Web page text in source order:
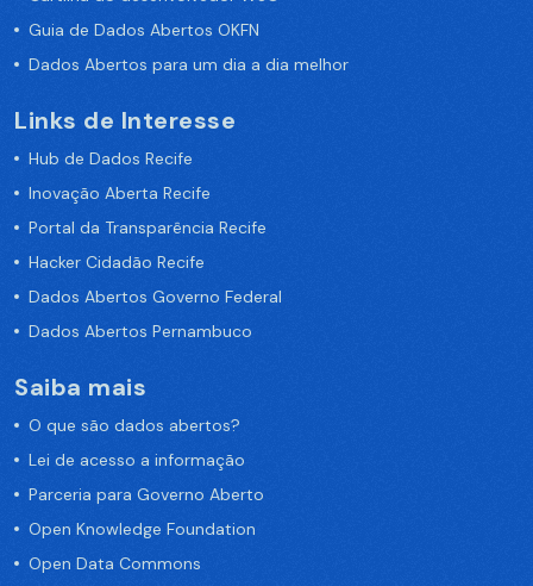
Guia de Dados Abertos OKFN
Dados Abertos para um dia a dia melhor
Links de Interesse
Hub de Dados Recife
Inovação Aberta Recife
Portal da Transparência Recife
Hacker Cidadão Recife
Dados Abertos Governo Federal
Dados Abertos Pernambuco
Saiba mais
O que são dados abertos?
Lei de acesso a informação
Parceria para Governo Aberto
Open Knowledge Foundation
Open Data Commons